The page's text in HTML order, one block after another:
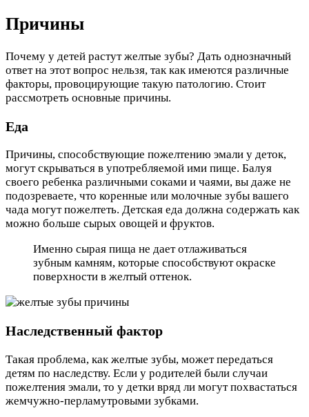
Причины
Почему у детей растут желтые зубы? Дать однозначный
ответ на этот вопрос нельзя, так как имеются различные
факторы, провоцирующие такую патологию. Стоит
рассмотреть основные причины.
Еда
Причины, способствующие пожелтению эмали у деток,
могут скрываться в употребляемой ими пище. Балуя
своего ребенка различными соками и чаями, вы даже не
подозреваете, что коренные или молочные зубы вашего
чада могут пожелтеть. Детская еда должна содержать как
можно больше сырых овощей и фруктов.
Именно сырая пища не дает отлаживаться
зубным камням, которые способствуют окраске
поверхности в желтый оттенок.
Наследственный фактор
Такая проблема, как желтые зубы, может передаться
детям по наследству. Если у родителей были случаи
пожелтения эмали, то у детки вряд ли могут похвастаться
жемчужно-перламутровыми зубками.